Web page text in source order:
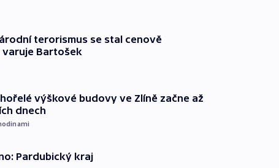
terorismus se stal cenově
Bartošek
výškové budovy ve Zlíně začne až
dnech
Pardubický kraj